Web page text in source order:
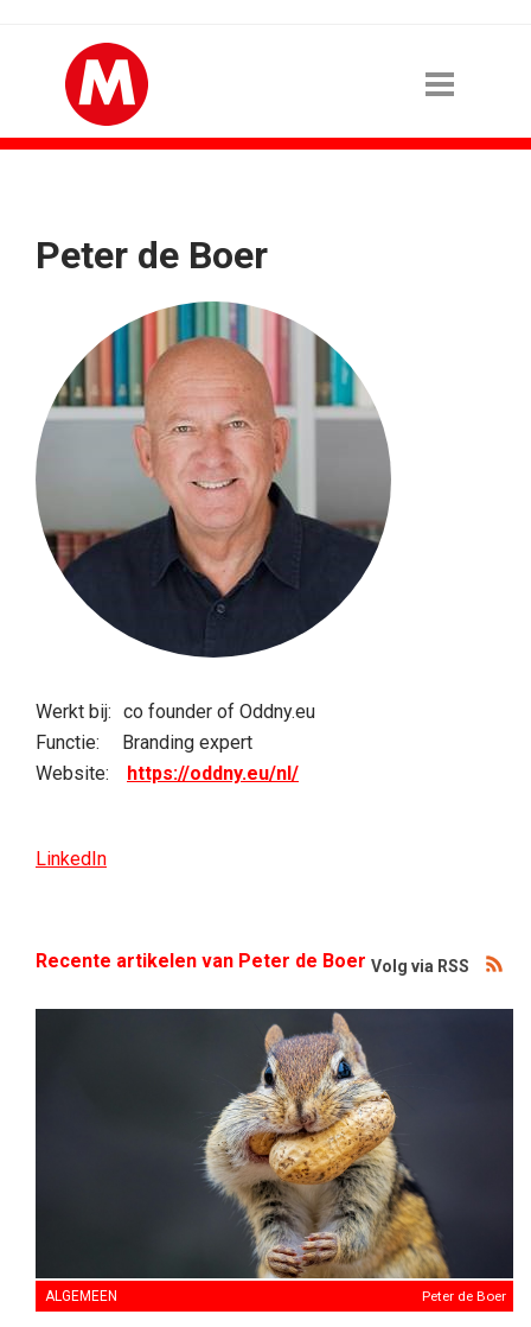
Peter de Boer
Werkt bij: co founder of Oddny.eu
Functie:
Branding expert
Website:
https://oddny.eu/nl/
LinkedIn
Recente artikelen van Peter de Boer Volg via RSS
ALGEMEEN Peter de Boer